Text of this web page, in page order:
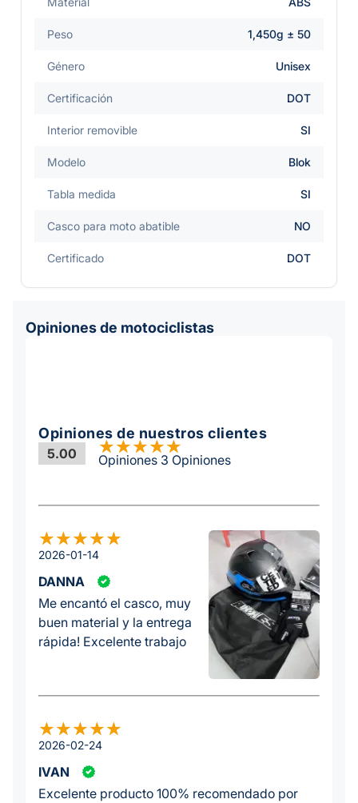
Peso 1,450g ± 50
Género Unisex
Certificación DOT
Interior removible SI
Modelo Blok
Tabla medida SI
Casco para moto abatible NO
Certificado DOT
Opiniones de motociclistas
Opiniones de nuestros clientes
5.00 Opiniones 3 Opiniones
2026-01-14
DANNA
Me encantó el casco, muy
buen material y la entrega
rápida! Excelente trabajo
2026-02-24
IVAN
Excelente producto 100% recomendado por